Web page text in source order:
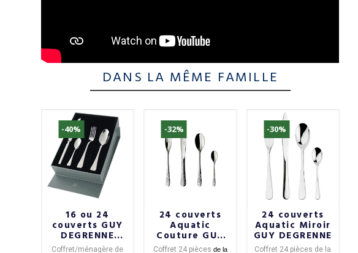
DANS LA MÊME FAMILLE
-40%
16 ou 24
couverts GUY
DEGRENNE
Swell
Coffret/ménagère de
-32%
24 couverts
Aquatic
Couture GUY
DEGRENNE
Coffret 24 pièces de la
-30%
24 couverts
Aquatic Miroir
GUY DEGRENNE
Coffret 24 pièces de la